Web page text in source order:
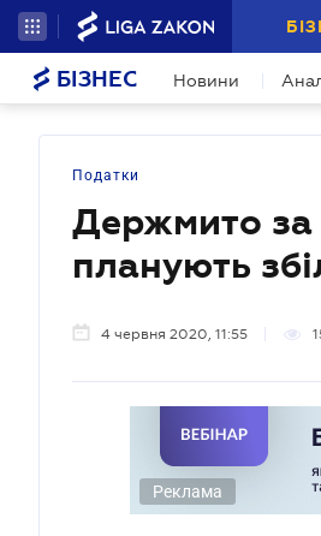
БІЗНЕС Новини
Податки
Держмито за
планують
4 червня 2020, 11:55
Реклама